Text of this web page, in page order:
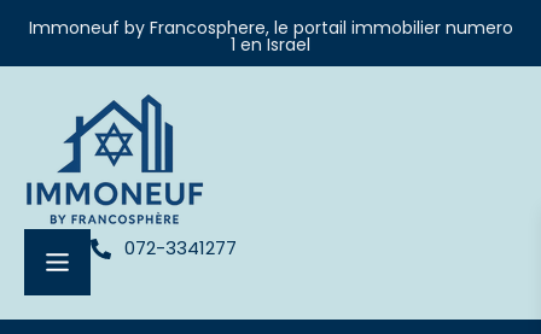
Immoneuf by Francosphere, le portail immobilier numero
1 en Israel
072-3341277